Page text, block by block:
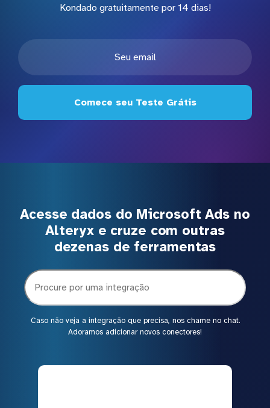
Kondado gratuitamente por 14 dias!
Comece seu Teste Grátis
Acesse dados do Microsoft Ads no
Alteryx e cruze com outras
dezenas de ferramentas
Caso não veja a integração que precisa, nos chame no chat.
Adoramos adicionar novos conectores!